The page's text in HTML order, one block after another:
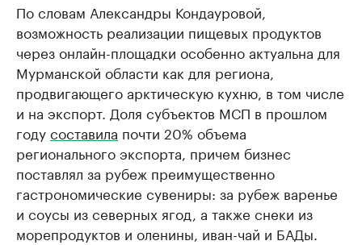
По словам Александры Кондауровой,
возможность реализации пищевых продуктов
через онлайн-площадки особенно актуальна для
Мурманской области как для региона,
продвигающего арктическую кухню, в том числе
и на экспорт. Доля субъектов МСП в прошлом
годусоставила почти 20% объема
регионального экспорта, причем бизнес
поставлял за рубеж преимущественно
гастрономические сувениры: за рубеж варенье
и соусы из северных ягод, а также снеки из
морепродуктов и оленины, иван-чай и БАДы.